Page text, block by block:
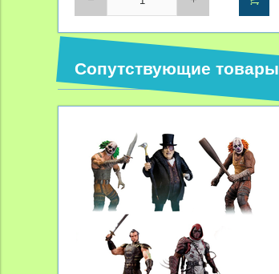
Сопутствующие товары